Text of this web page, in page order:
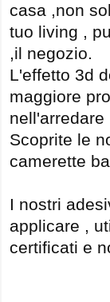
casa ,non
tuo living ,
,il negozio.
L'effetto 3d
maggiore
nell'arredare
Scoprite le
camerette
I nostri
applicare ,
certificati e